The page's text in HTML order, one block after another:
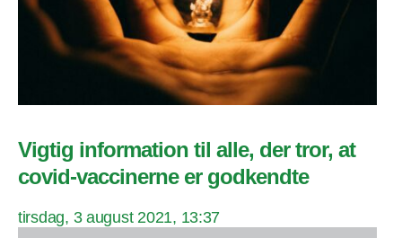
Vigtig information til alle, der tror, at
covid-vaccinerne er godkendte
tirsdag, 3 august 2021, 13:37